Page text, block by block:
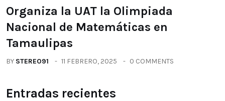
Organiza la UAT la Olimpiada
Nacional de Matemáticas en
Tamaulipas
BY STEREO91 11 FEBRERO, 2025 0 COMMENTS
Entradas recientes